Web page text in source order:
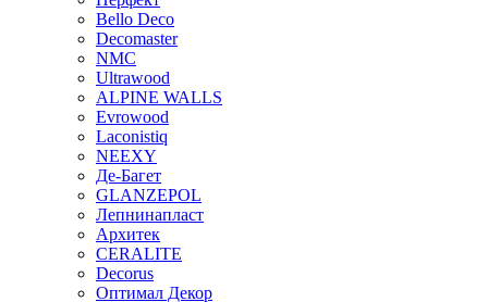
Bello Deco
Decomaster
NMС
Ultrawood
ALPINE WALLS
Evrowood
Laconistiq
NEEXY
Де-Багет
GLANZEPOL
Лепнинапласт
Архитек
CERALITE
Decorus
Оптимал Декор